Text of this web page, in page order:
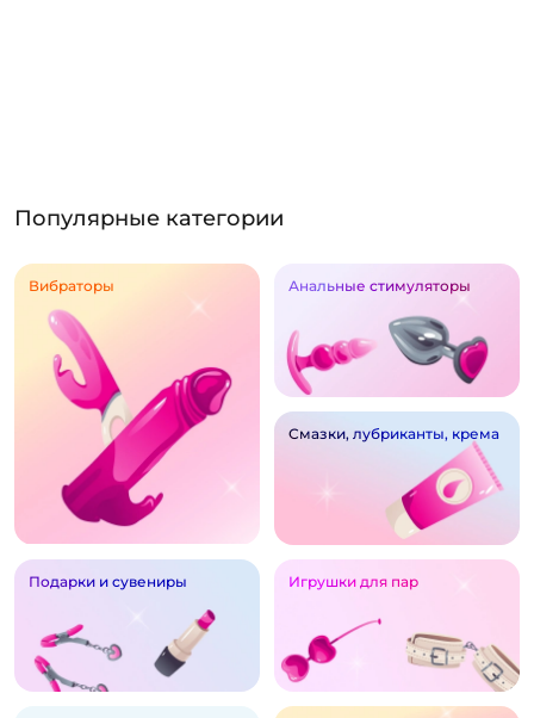
Популярные категории
Вибраторы Анальные стимуляторы
Смазки, лубриканты, крема
Подарки и сувениры Игрушки для пар